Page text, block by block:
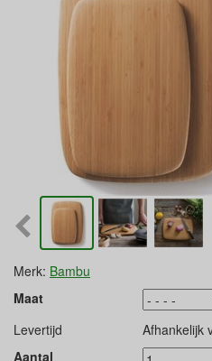
Merk: Bambu
Maat
Levertijd
Afhankelijk
Aantal